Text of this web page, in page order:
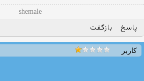
shemale
پاسخ بازگفت
کاربر